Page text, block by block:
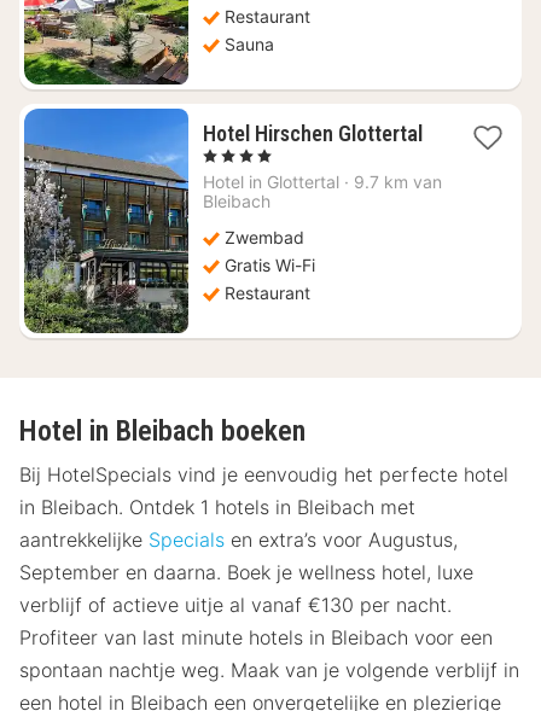
Restaurant
Sauna
Hotel Hirschen Glottertal1
vanaf
, 4 Sterren
Hotel in Glottertal · 9.7 km van
Bleibach
Zwembad
Gratis Wi-Fi
Restaurant
Hotel in Bleibach boeken
Bij HotelSpecials vind je eenvoudig het perfecte hotel
in Bleibach. Ontdek 1 hotels in Bleibach met
aantrekkelijke Specials en extra’s voor Augustus,
September en daarna. Boek je wellness hotel, luxe
verblijf of actieve uitje al vanaf €130 per nacht.
Profiteer van last minute hotels in Bleibach voor een
spontaan nachtje weg. Maak van je volgende verblijf in
een hotel in Bleibach een onvergetelijke en plezierige